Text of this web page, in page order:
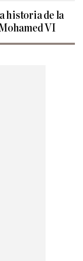
historia de la
VI